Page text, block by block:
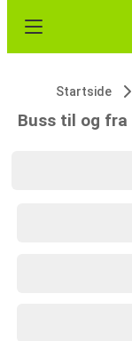
Startside
Buss til og